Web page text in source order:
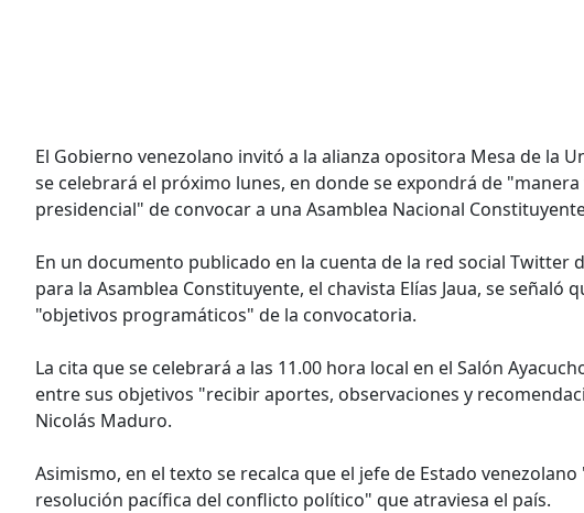
El Gobierno venezolano invitó a la alianza opositora Mesa de la
se celebrará el próximo lunes, en donde se expondrá de
presidencial" de convocar a una Asamblea Nacional
En un documento publicado en la cuenta de la red social Twitter
para la Asamblea Constituyente, el chavista Elías Jaua, se señaló
"objetivos programáticos" de la convocatoria.
La cita que se celebrará a las 11.00 hora local en el Salón
entre sus objetivos "recibir aportes, observaciones y
Nicolás Maduro.
Asimismo, en el texto se recalca que el jefe de Estado
resolución pacífica del conflicto político" que atraviesa el país.